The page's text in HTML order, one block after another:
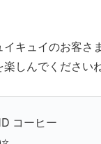
キュイのお客さ
しんでくださいね
コーヒー